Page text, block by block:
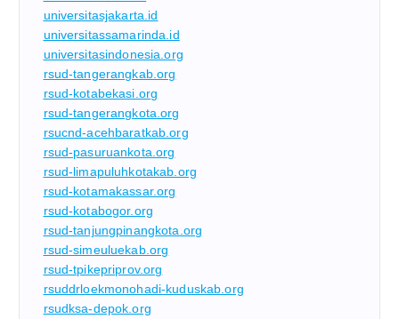
universitasjakarta.id
universitassamarinda.id
universitasindonesia.org
rsud-tangerangkab.org
rsud-kotabekasi.org
rsud-tangerangkota.org
rsucnd-acehbaratkab.org
rsud-pasuruankota.org
rsud-limapuluhkotakab.org
rsud-kotamakassar.org
rsud-kotabogor.org
rsud-tanjungpinangkota.org
rsud-simeuluekab.org
rsud-tpikepriprov.org
rsuddrloekmonohadi-kuduskab.org
rsudksa-depok.org